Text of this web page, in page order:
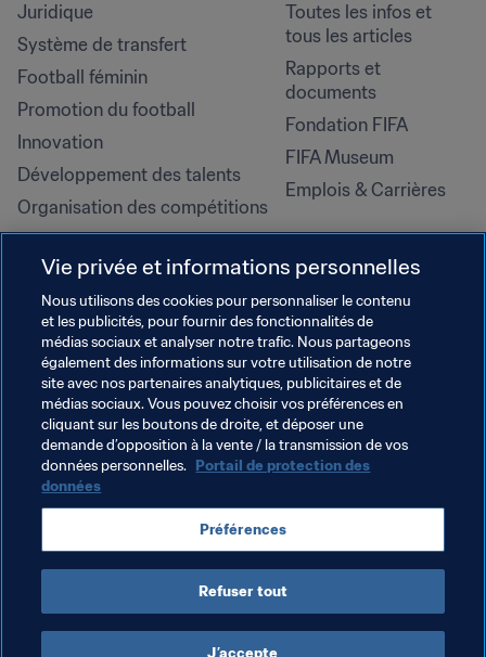
Juridique
Système de transfert
Football féminin
Promotion du football
Innovation
Développement des talents
Organisation des compétitions
Développement durable
Droits de l'homme et lutte contre
la discrimination
Santé et médical
Initiatives en matière de
formation
Toutes les infos et
tous les articles
Rapports et
documents
Fondation FIFA
FIFA Museum
Emplois & Carrières
CONDITIONS D'UTILISATION
PORTAIL DE LA FIFA SUR LA PROTECTION DES DONNÉES
TÉLÉCHARGEMENTS
PARAMÈTRAGE DES COOKIES
Droits d'auteur © 1994 - 2025 FIFA. Tous les droits sont réservés.
Vie privée et informations personnelles
Nous utilisons des cookies pour personnaliser le contenu
et les publicités, pour fournir des fonctionnalités de
médias sociaux et analyser notre trafic. Nous partageons
également des informations sur votre utilisation de notre
site avec nos partenaires analytiques, publicitaires et de
médias sociaux. Vous pouvez choisir vos préférences en
cliquant sur les boutons de droite, et déposer une
demande d’opposition à la vente / la transmission de vos
données personnelles. Portail de protection des
données
Préférences
Refuser tout
J’accepte